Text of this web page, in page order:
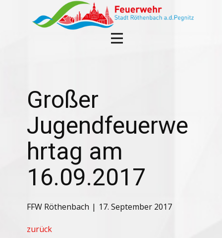
Großer
Jugendfeuerwe
hrtag am
16.09.2017
FFW Röthenbach 17. September 2017
zurück